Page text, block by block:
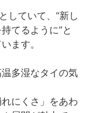
していて、“新し
てるように”と
ます。
多湿なタイの気
にくさ」をあわ